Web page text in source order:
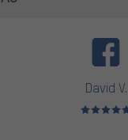
David V.
Valoración